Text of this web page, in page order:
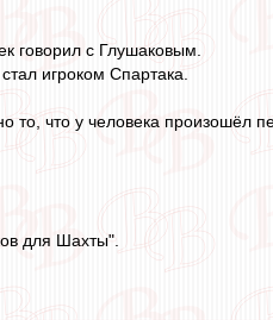
говорил с Глушаковым.
игроком Спартака.
что у человека произошёл
для Шахты".